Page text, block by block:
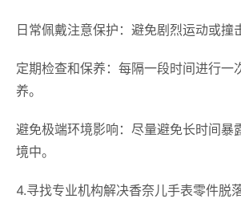
日常佩戴注意保护：避免剧烈运动或撞
定期检查和保养：每隔一段时间进行一
养。
避免极端环境影响：尽量避免长时间暴
境中。
4.寻找专业机构解决香奈儿手表零件脱